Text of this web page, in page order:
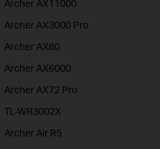
Archer AX11000
Archer AX3000 Pro
Archer AX80
Archer AX6000
Archer AX72 Pro
TL-WR3002X
Archer Air R5